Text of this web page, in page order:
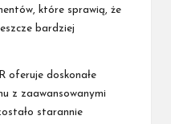
które sprawią, że
bardziej
oferuje doskonałe
z zaawansowanymi
starannie